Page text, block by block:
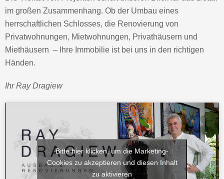
im großen Zusammenhang. Ob der Umbau eines
herrschaftlichen Schlosses, die Renovierung von
Privatwohnungen, Mietwohnungen, Privathäusern und
Miethäusern – Ihre Immobilie ist bei uns in den richtigen
Händen.
Ihr Ray Dragiew
Bitte hier klicken, um die Marketing-
Cookies zu akzeptieren und diesen Inhalt
zu aktivieren